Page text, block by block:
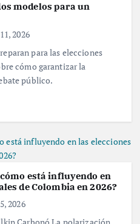
modelos para un
2026
para las elecciones
cómo garantizar la
público.
está influyendo en
de Colombia en 2026?
2026